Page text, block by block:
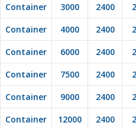
Container
3000 2400
Container
4000 2400
Container
6000 2400
Container
7500 2400
Container
9000 2400
Container
12000 2400